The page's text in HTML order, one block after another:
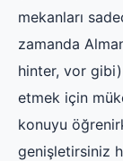
mekanları
zamanda
hinter, vor gibi)
etmek için
konuyu
genişletirsiniz